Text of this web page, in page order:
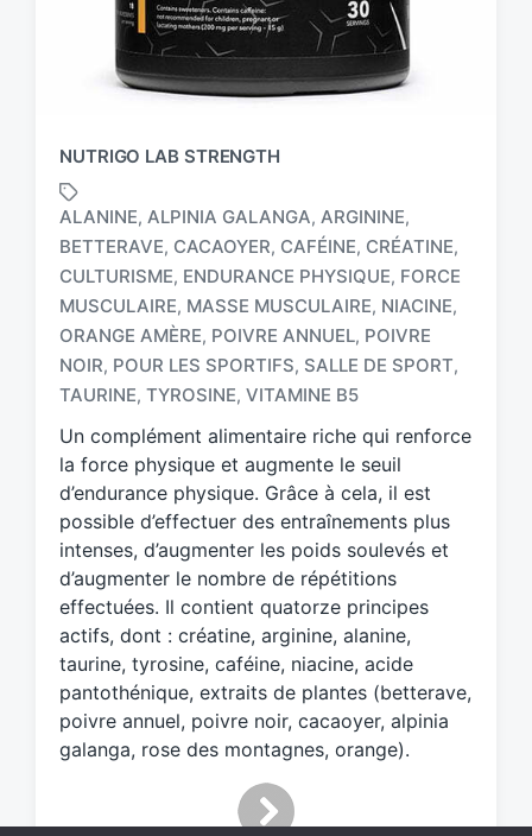
NUTRIGO LAB STRENGTH
T
a
g
e
d
w
t
h
ALANINE, ALPINIA GALANGA, ARGININE,
BETTERAVE, CACAOYER, CAFÉINE, CRÉATINE,
CULTURISME, ENDURANCE PHYSIQUE, FORCE
MUSCULAIRE, MASSE MUSCULAIRE, NIACINE,
ORANGE AMÈRE, POIVRE ANNUEL, POIVRE
NOIR, POUR LES SPORTIFS, SALLE DE SPORT,
TAURINE, TYROSINE, VITAMINE B5
Un complément alimentaire riche qui renforce
la force physique et augmente le seuil
d’endurance physique. Grâce à cela, il est
possible d’effectuer des entraînements plus
intenses, d’augmenter les poids soulevés et
d’augmenter le nombre de répétitions
effectuées. Il contient quatorze principes
actifs, dont : créatine, arginine, alanine,
taurine, tyrosine, caféine, niacine, acide
pantothénique, extraits de plantes (betterave,
poivre annuel, poivre noir, cacaoyer, alpinia
galanga, rose des montagnes, orange).